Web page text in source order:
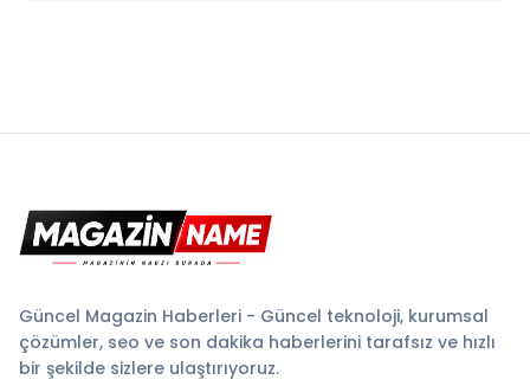
Güncel Magazin Haberleri - Güncel teknoloji, kurumsal
çözümler, seo ve son dakika haberlerini tarafsız ve hızlı
bir şekilde sizlere ulaştırıyoruz.